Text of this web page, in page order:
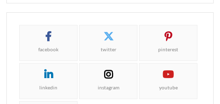
facebook twitter pinterest
linkedin instagram youtube